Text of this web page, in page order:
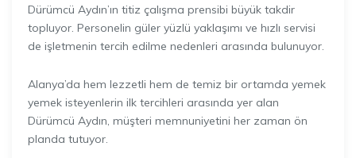
Dürümcü Aydın’ın titiz çalışma prensibi büyük takdir
topluyor. Personelin güler yüzlü yaklaşımı ve hızlı servisi
de işletmenin tercih edilme nedenleri arasında bulunuyor.
Alanya’da hem lezzetli hem de temiz bir ortamda yemek
yemek isteyenlerin ilk tercihleri arasında yer alan
Dürümcü Aydın, müşteri memnuniyetini her zaman ön
planda tutuyor.